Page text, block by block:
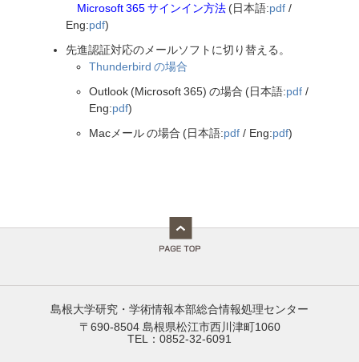
Microsoft 365 サインイン方法 (日本語:pdf /
Eng:pdf)
先進認証対応のメールソフトに切り替える。
Thunderbird の場合
Outlook (Microsoft 365) の場合 (日本語:pdf /
Eng:pdf)
Macメール の場合 (日本語:pdf / Eng:pdf)
島根大学研究・学術情報本部総合情報処理センター
〒690-8504 島根県松江市西川津町1060
TEL：0852-32-6091